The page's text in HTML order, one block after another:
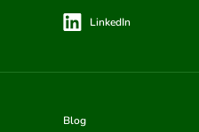
LinkedIn
Blog